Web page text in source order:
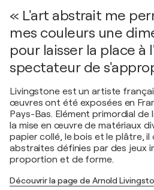
« L'art abstrait me
mes couleurs une
pour laisser la place
spectateur de
Livingstone est un artiste
œuvres ont été exposées en
Pays-Bas. Elément primordial
la mise en œuvre de matériaux
papier collé, le bois et le plâtre,
abstraites définies par des jeux
proportion et de forme.
Découvrir la page de Arnold